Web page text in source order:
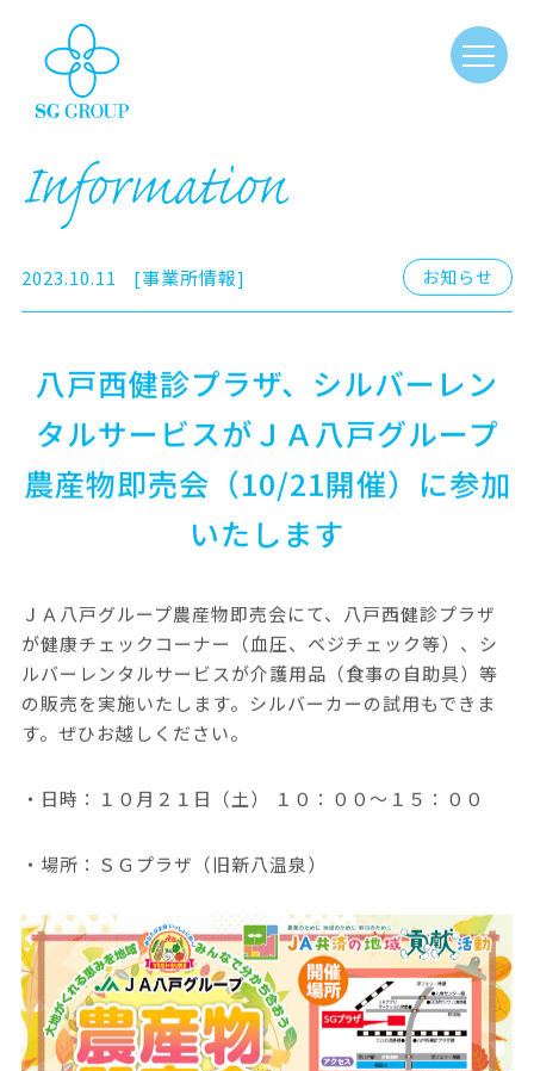
Information
2023.10.11 [事業所情報] お知らせ
八戸西健診プラザ、シルバーレン
タルサービスがＪＡ八戸グループ
農産物即売会（10/21開催）に参加
いたします
ＪＡ八戸グループ農産物即売会にて、八戸西健診プラザ
が健康チェックコーナー（血圧、ベジチェック等）、シ
ルバーレンタルサービスが介護用品（食事の自助具）等
の販売を実施いたします。シルバーカーの試用もできま
す。ぜひお越しください。
・日時：１０月２１日（土） １０：００～１５：００
・場所：ＳＧプラザ（旧新八温泉）